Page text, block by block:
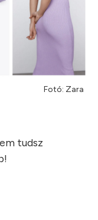
Fotó: Zara
tudsz